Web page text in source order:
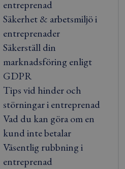
entreprenad
Säkerhet & arbetsmiljö i
entreprenader
Säkerställ din
marknadsföring enligt
GDPR
Tips vid hinder och
störningar i entreprenad
Vad du kan göra om en
kund inte betalar
Väsentlig rubbning i
entreprenad